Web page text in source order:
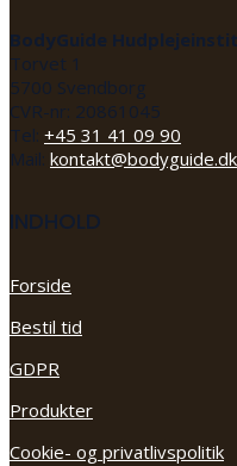
BodyGuide
Torvet 1
5700 Svendborg
CVR-nr: 20861045
Tel: +45 31 41 09 90
Mail: kontakt@bodyguide.dk
INDHOLD
Forside
Bestil tid
GDPR
Produkter
Cookie- og privatlivspolitik